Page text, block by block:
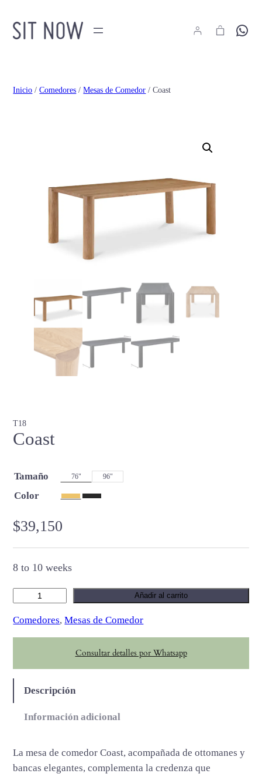
Hola
Inicio /Comedores /Mesas de Comedor / Coast
T18
Coast
Tamaño 76" 96"
Color
$39,150
8 to 10 weeks
a
s
c
n
d
a
Añadir al carrito
Comedores, Mesas de Comedor
Consultar detalles por Whatsapp
Descripción
Información adicional
La mesa de comedor Coast, acompañada de ottomanes y
bancas elegantes, complementa la credenza que